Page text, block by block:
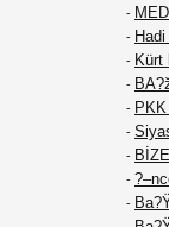
-
-
- Kürt
-
-
-
-
-
-